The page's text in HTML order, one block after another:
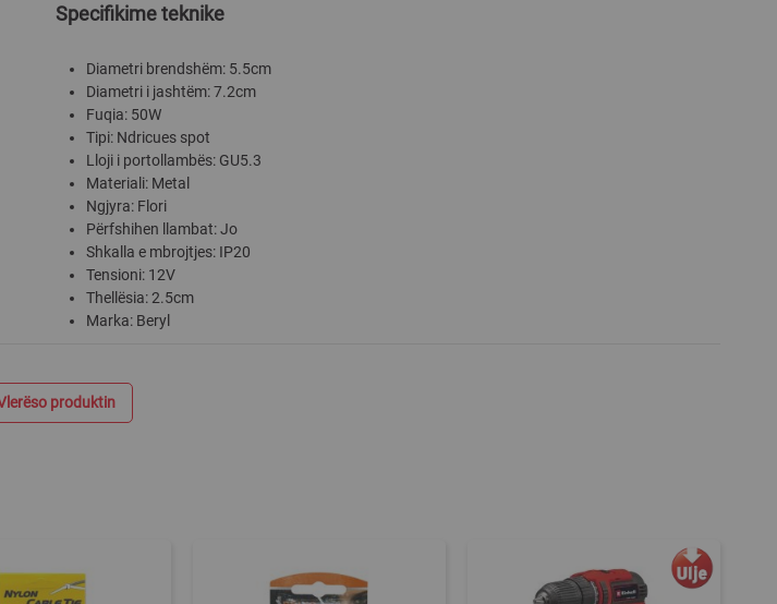
Specifikime teknike
Diametri brendshëm: 5.5cm
Diametri i jashtëm: 7.2cm
Fuqia: 50W
Tipi: Ndricues spot
Lloji i portollambës: GU5.3
Materiali: Metal
Ngjyra: Flori
Përfshihen llambat: Jo
Shkalla e mbrojtjes: IP20
Tensioni: 12V
Thellësia: 2.5cm
Marka: Beryl
produktin